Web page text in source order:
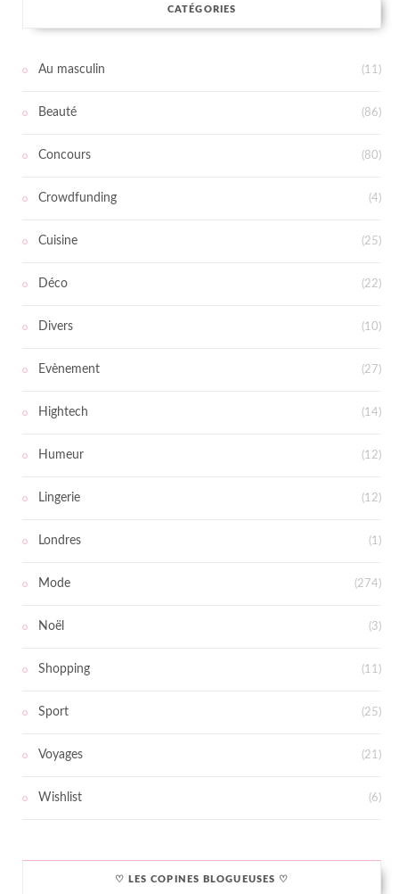
CATÉGORIES
Au masculin (11)
Beauté (86)
Concours (80)
Crowdfunding (4)
Cuisine (25)
Déco (22)
Divers (10)
Evènement (27)
Hightech (14)
Humeur (12)
Lingerie (12)
Londres (1)
Mode (274)
Noël (3)
Shopping (11)
Sport (25)
Voyages (21)
Wishlist (6)
♡ LES COPINES BLOGUEUSES ♡